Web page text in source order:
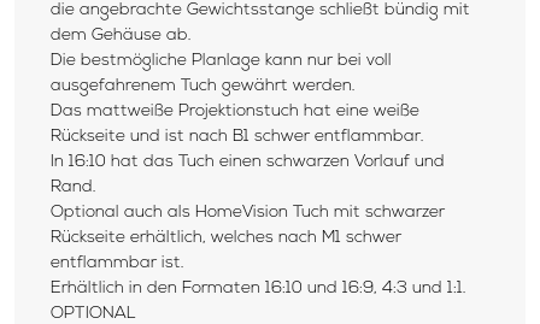
die angebrachte Gewichtsstange schließt bündig mit
dem Gehäuse ab.
Die bestmögliche Planlage kann nur bei voll
ausgefahrenem Tuch gewährt werden.
Das mattweiße Projektionstuch hat eine weiße
Rückseite und ist nach B1 schwer entflammbar.
In 16:10 hat das Tuch einen schwarzen Vorlauf und
Rand.
Optional auch als HomeVision Tuch mit schwarzer
Rückseite erhältlich, welches nach M1 schwer
entflammbar ist.
Erhältlich in den Formaten 16:10 und 16:9, 4:3 und 1:1.
OPTIONAL